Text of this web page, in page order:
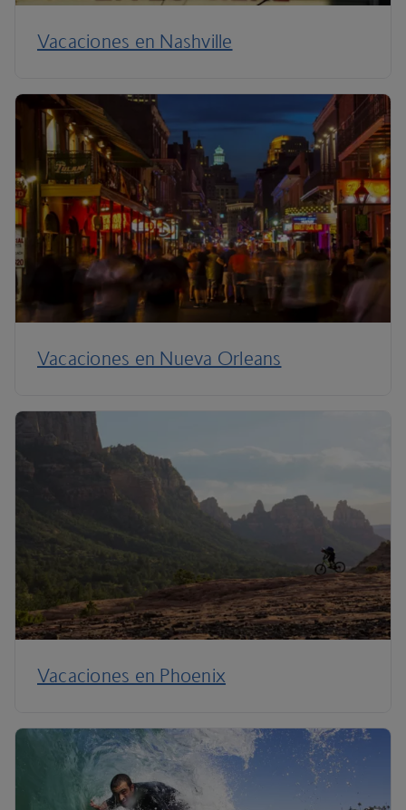
Vacaciones en Nashville
Vacaciones en Nueva Orleans
Vacaciones en Phoenix